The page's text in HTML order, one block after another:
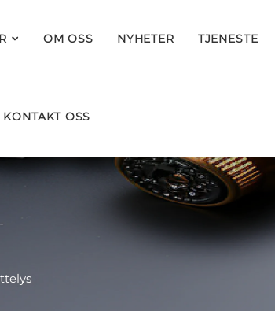
OM OSS NYHETER TJENESTE
KONTAKT OSS